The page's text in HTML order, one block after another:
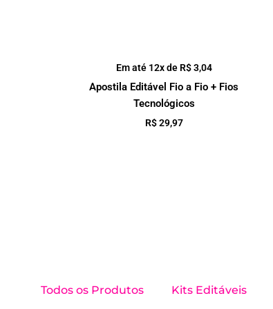
Em até 12x de R$3,04
Apostila Editável Fio a Fio + Fios
Tecnológicos
R$29,97
Todos os Produtos Kits Editáveis